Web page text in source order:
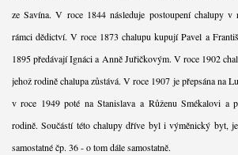
ze Savína. V roce 1844 následuje postoupení chalupy v
rámci dědictví. V roce 1873 chalupu kupují Pavel a
1895 předávají Ignáci a Anně Juřičkovým. V roce 1902
jehož rodině chalupa zůstává. V roce 1907 je přepsána na
v roce 1949 poté na Stanislava a Růženu Smékalovi a
rodině. Součástí této chalupy dříve byl i výměnický byt,
samostatné čp. 36 - o tom dále samostatně.